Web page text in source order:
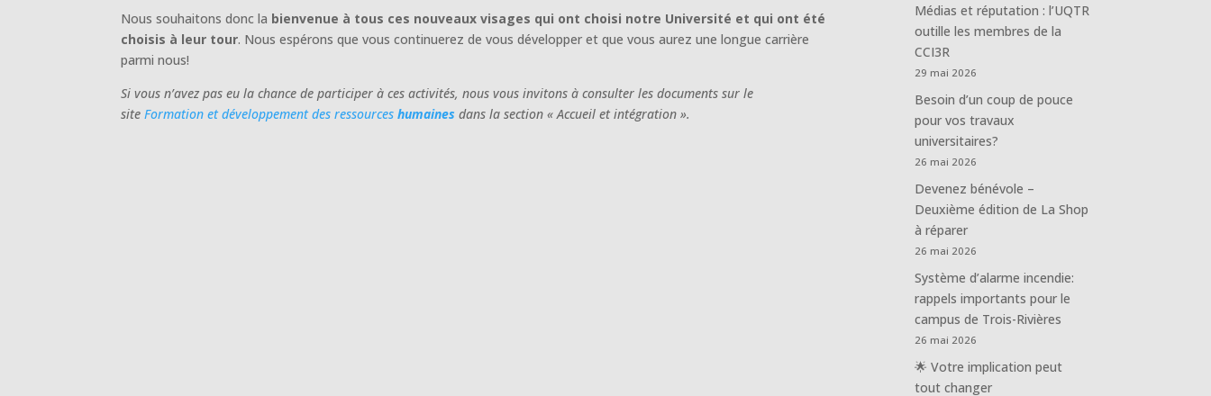
Nous souhaitons donc la bienvenue à tous ces nouveaux visages qui ont choisi notre Université et qui ont été
choisis à leur tour. Nous espérons que vous continuerez de vous développer et que vous aurez une longue carrière
parmi nous!
Si vous n’avez pas eu la chance de participer à ces activités, nous vous invitons à consulter les documents sur le
siteFormation et développement des ressourceshumaines dans la section « Accueil et intégration ».
Médias et réputation : l’UQTR
outille les membres de la
CCI3R
29 mai 2026
Besoin d’un coup de pouce
pour vos travaux
universitaires?
26 mai 2026
Devenez bénévole –
Deuxième édition de La Shop
à réparer
26 mai 2026
Système d’alarme incendie:
rappels importants pour le
campus de Trois-Rivières
26 mai 2026
🌟 Votre implication peut
tout changer